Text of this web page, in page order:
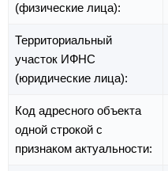
(физические лица):
Территориальный
участок ИФНС
(юридические лица):
Код адресного объекта
одной строкой с
признаком актуальности: